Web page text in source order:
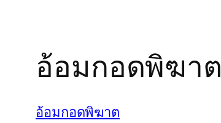
อ้อมกอดพิฆาต
อ้อมกอดพิฆาต